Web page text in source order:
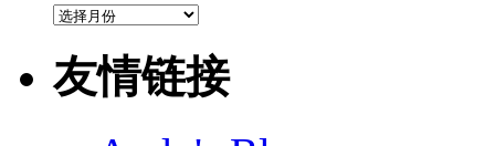
馆
文
献
友情链接